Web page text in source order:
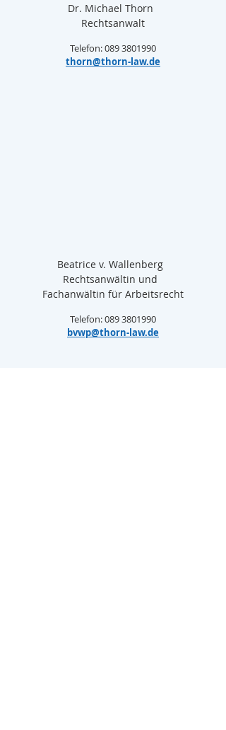
Dr. Michael Thorn
Rechtsanwalt
Telefon: 089 3801990
thorn@thorn-law.de
Beatrice v. Wallenberg
Rechtsanwältin und
Fachanwältin für Arbeitsrecht
Telefon: 089 3801990
bvwp@thorn-law.de